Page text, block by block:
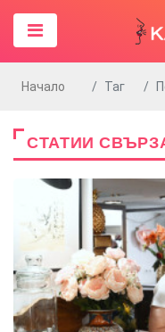
Начало Таг
СТАТИИ